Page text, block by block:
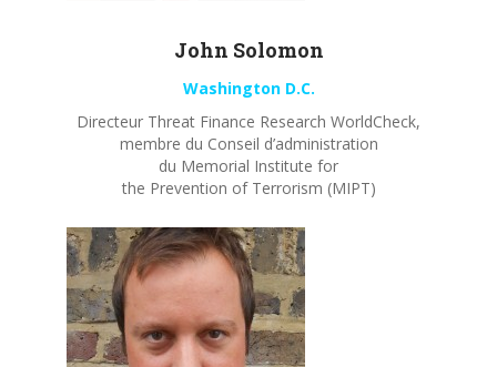
John Solomon
Washington D.C.
Directeur Threat Finance Research WorldCheck,
membre du Conseil d’administration
du Memorial Institute for
the Prevention of Terrorism (MIPT)